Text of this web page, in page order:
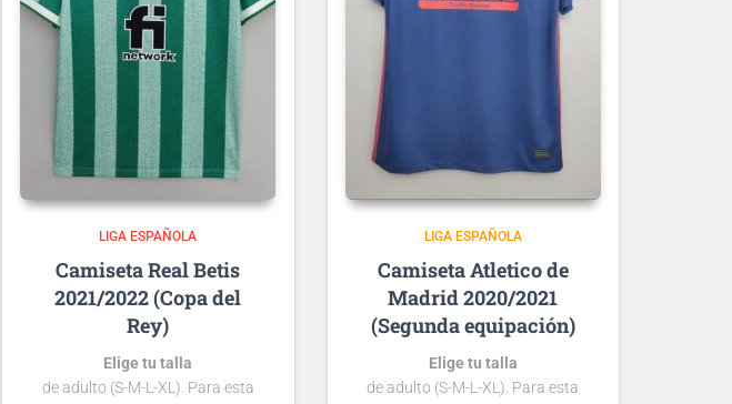
LIGA ESPAÑOLA
Real Betis
2021/2022 (Copa del
Rey)
Elige tu talla
de adulto (S-M-L-XL). Para esta
LIGA ESPAÑOLA
Atletico de
Madrid 2020/2021
(Segunda equipación)
Elige tu talla
de adulto (S-M-L-XL). Para esta